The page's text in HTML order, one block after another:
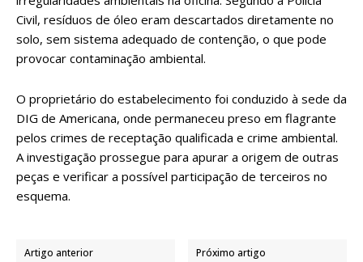
Civil, resíduos de óleo eram descartados diretamente no
solo, sem sistema adequado de contenção, o que pode
provocar contaminação ambiental.
O proprietário do estabelecimento foi conduzido à sede da
DIG de Americana, onde permaneceu preso em flagrante
pelos crimes de receptação qualificada e crime ambiental.
A investigação prossegue para apurar a origem de outras
peças e verificar a possível participação de terceiros no
esquema.
Artigo anterior Próximo artigo